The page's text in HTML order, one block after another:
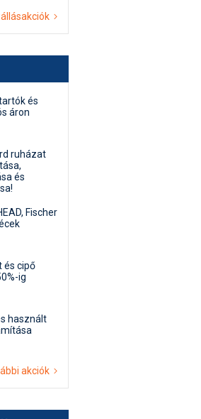
és
áron
ruházat
és
Fischer
és cipő
ig
használt
akciók